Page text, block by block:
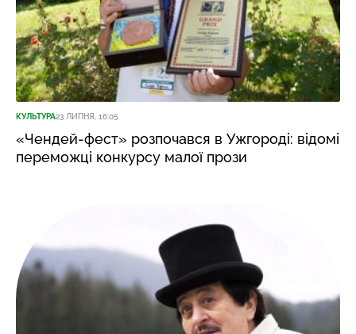
КУЛЬТУРА23 ЛИПНЯ, 16:05
«Чендей-фест» розпочався в Ужгороді: відомі
переможці конкурсу малої прози